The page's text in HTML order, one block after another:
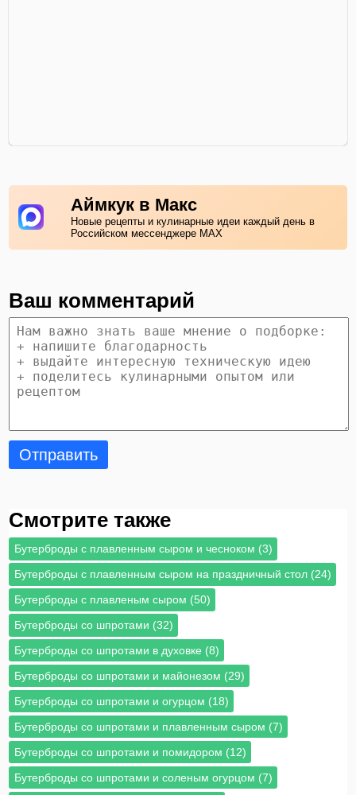
Аймкук в Макс
Новые рецепты и кулинарные идеи каждый день в
Российском мессенджере MAX
Ваш комментарий
Отправить
Смотрите также
Бутерброды с плавленным сыром и чесноком (3)
Бутерброды с плавленным сыром на праздничный стол (24)
Бутерброды с плавленым сыром (50)
Бутерброды со шпротами (32)
Бутерброды со шпротами в духовке (8)
Бутерброды со шпротами и майонезом (29)
Бутерброды со шпротами и огурцом (18)
Бутерброды со шпротами и плавленным сыром (7)
Бутерброды со шпротами и помидором (12)
Бутерброды со шпротами и соленым огурцом (7)